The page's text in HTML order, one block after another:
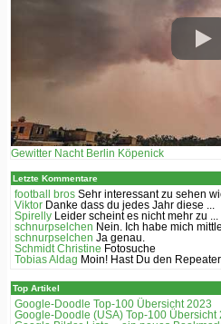
Gewitter Nacht Berlin Köpenick
Letzte Kommentare
football bros Sehr interessant zu sehen
Viktor Danke dass du jedes Jahr diese ...
Spirelly
Leider scheint es nicht mehr zu ...
schnurpselchen Nein. Ich habe mich
schnurpselchen Ja genau.
Schmidt Christine Fotosuche
Tobias Aldag Moin! Hast Du den Repeater
Top Artikel
Google-Doodle Top-100 Übersicht 2023
Google-Doodle (USA) Top-100 Übersicht